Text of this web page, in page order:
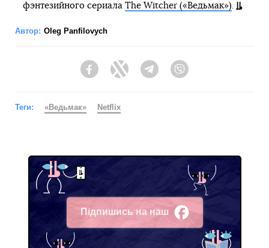
фэнтезийного сериала The Witcher («Ведьмак»)
Автор: Oleg Panfilovych
FacebookTwitter Telegram
Теги: «Ведьмак» Netflix
Підпишись на наш
Facebook